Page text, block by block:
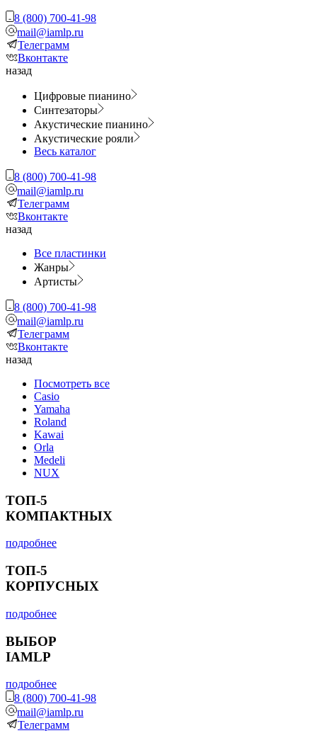
8 (800) 700-41-98
mail@iamlp.ru
Телеграмм
Вконтакте
назад
Цифровые пианино
Синтезаторы
Акустические пианино
Акустические рояли
Весь каталог
8 (800) 700-41-98
mail@iamlp.ru
Телеграмм
Вконтакте
назад
Все пластинки
Жанры
Артисты
8 (800) 700-41-98
mail@iamlp.ru
Телеграмм
Вконтакте
назад
Посмотреть все
Casio
Yamaha
Roland
Kawai
Orla
Medeli
NUX
ТОП-5
КОМПАКТНЫХ
подробнее
ТОП-5
КОРПУСНЫХ
подробнее
ВЫБОР
IAMLP
подробнее
8 (800) 700-41-98
mail@iamlp.ru
Телеграмм